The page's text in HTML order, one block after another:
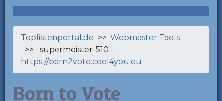
Toplistenportal.de >>Webmaster Tools
>> supermeister-510 -
https://born2vote.cool4you.eu
Born to Vote